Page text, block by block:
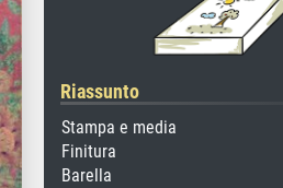
Riassunto
Stampa e media
Finitura
Barella